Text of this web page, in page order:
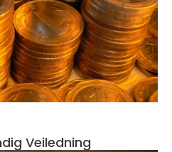
Veiledning